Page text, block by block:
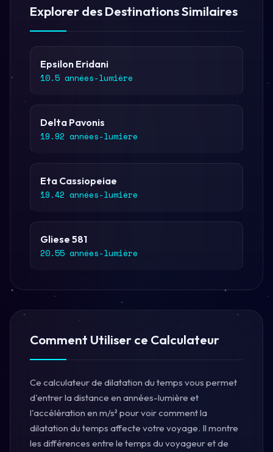
Explorer des Destinations Similaires
Epsilon Eridani
10.5 années-lumière
Delta Pavonis
19.92 années-lumière
Eta Cassiopeiae
19.42 années-lumière
Gliese 581
20.55 années-lumière
Comment Utiliser ce Calculateur
Ce calculateur de dilatation du temps vous permet
d'entrer la distance en années-lumière et
l'accélération en m/s² pour voir comment la
dilatation du temps affecte votre voyage. Il montre
les différences entre le temps du voyageur et de